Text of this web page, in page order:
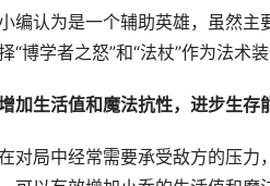
编认为是一个辅助英雄，虽然
“博学者之怒”和“法杖”作为法术
加生活值和魔法抗性，进步生存
对局中经常需要承受敌方的压力